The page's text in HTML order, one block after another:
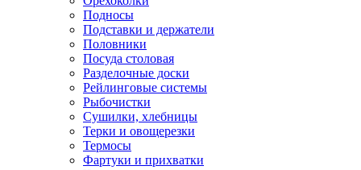
Подносы
Подставки и держатели
Половники
Посуда столовая
Разделочные доски
Рейлинговые системы
Рыбочистки
Сушилки, хлебницы
Терки и овощерезки
Термосы
Фартуки и прихватки